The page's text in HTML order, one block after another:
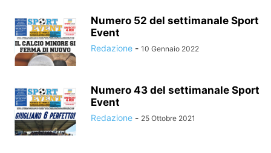
Numero 52 del settimanale Sport
Event
Redazione - 10 Gennaio 2022
Numero 43 del settimanale Sport
Event
Redazione - 25 Ottobre 2021